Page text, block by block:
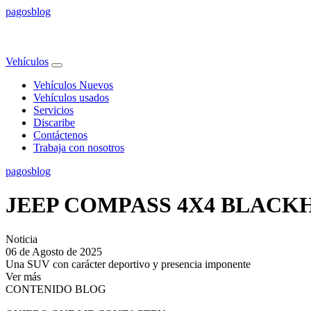
pagosblog
Vehículos
Vehículos Nuevos
Vehículos usados
Servicios
Discaribe
Contáctenos
Trabaja con nosotros
pagosblog
JEEP COMPASS 4X4
Noticia
06 de Agosto de 2025
Una SUV con carácter deportivo y presencia imponente
Ver más
CONTENIDO BLOG